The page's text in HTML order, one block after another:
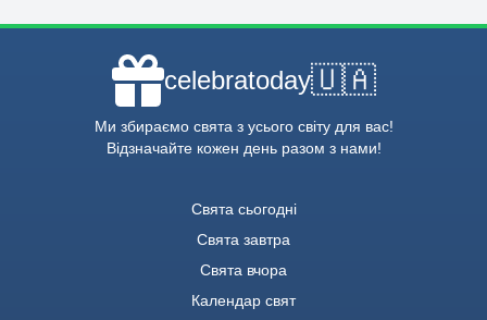
celebratoday🇺🇦
Ми збираємо свята з усього світу для вас!
Відзначайте кожен день разом з нами!
Свята сьогодні
Свята завтра
Свята вчора
Календар свят